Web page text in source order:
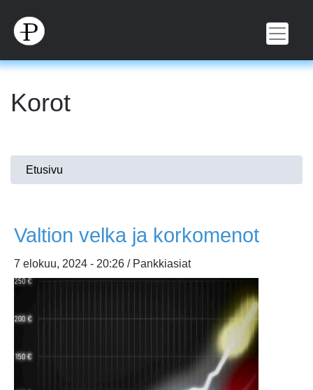
pääsisältöön
Korot
Olet
Etusivu
Valtion velka ja korkomenot
7 elokuu, 2024 - 20:26 / Pankkiasiat